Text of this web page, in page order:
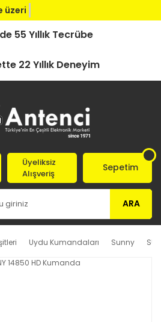
üzeri ka
55 Yıllık Tecrübe
22 Yıllık Deneyim
ARA
Üyeliksiz
Alışveriş
Sepetim
Uydu Kumandaları Sunny